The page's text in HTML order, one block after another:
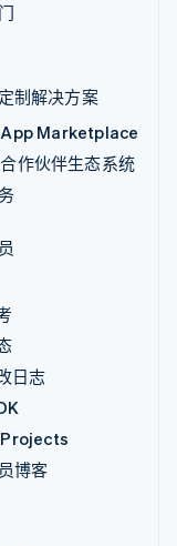
制解决方案
Marketplace
作伙伴生态系统
日志
博客